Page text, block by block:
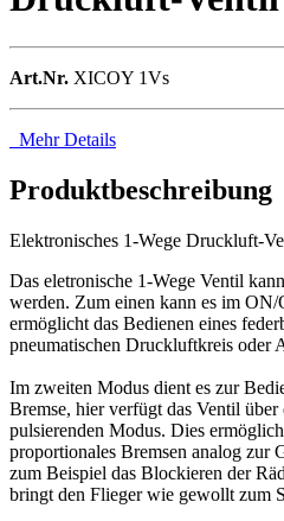
Art.Nr. XICOY 1Vs
Mehr Details
Produktbeschreibung
Elektronisches 1-Wege Druckluft-
Das eletronische 1-Wege Ventil
werden. Zum einen kann es im
ermöglicht das Bedienen eines
pneumatischen Druckluftkreis oder
Im zweiten Modus dient es zur
Bremse, hier verfügt das Ventil
pulsierenden Modus. Dies
proportionales Bremsen analog zur
zum Beispiel das Blockieren der
bringt den Flieger wie gewollt zum